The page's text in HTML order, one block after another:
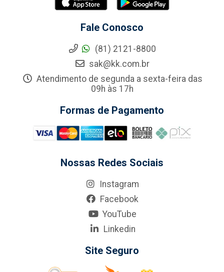
Fale Conosco
(81) 2121-8800
sak@kk.com.br
Atendimento de segunda a sexta-feira das
09h às 17h
Formas de Pagamento
Nossas Redes Sociais
Instagram
Facebook
YouTube
Linkedin
Site Seguro